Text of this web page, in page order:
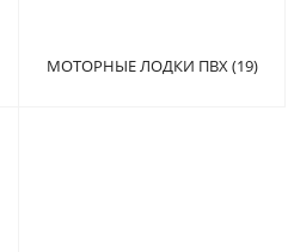
МОТОРНЫЕ ЛОДКИ ПВХ (19)